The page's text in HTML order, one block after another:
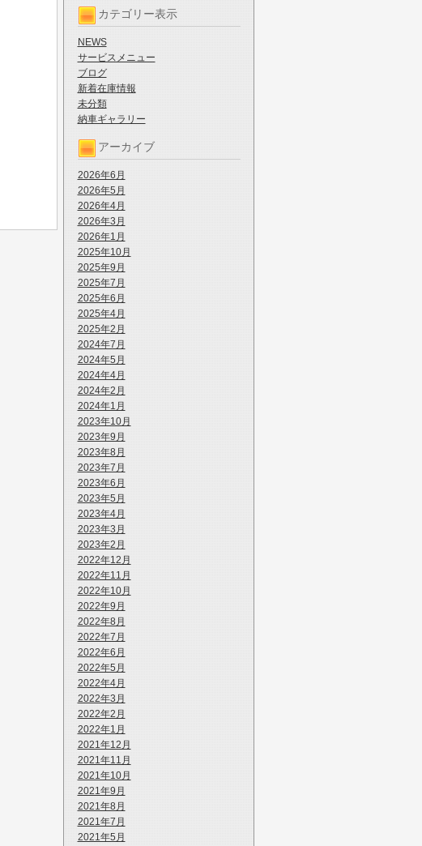
カテゴリー表示
NEWS
サービスメニュー
ブログ
新着在庫情報
未分類
納車ギャラリー
アーカイブ
2026年6月
2026年5月
2026年4月
2026年3月
2026年1月
2025年10月
2025年9月
2025年7月
2025年6月
2025年4月
2025年2月
2024年7月
2024年5月
2024年4月
2024年2月
2024年1月
2023年10月
2023年9月
2023年8月
2023年7月
2023年6月
2023年5月
2023年4月
2023年3月
2023年2月
2022年12月
2022年11月
2022年10月
2022年9月
2022年8月
2022年7月
2022年6月
2022年5月
2022年4月
2022年3月
2022年2月
2022年1月
2021年12月
2021年11月
2021年10月
2021年9月
2021年8月
2021年7月
2021年5月